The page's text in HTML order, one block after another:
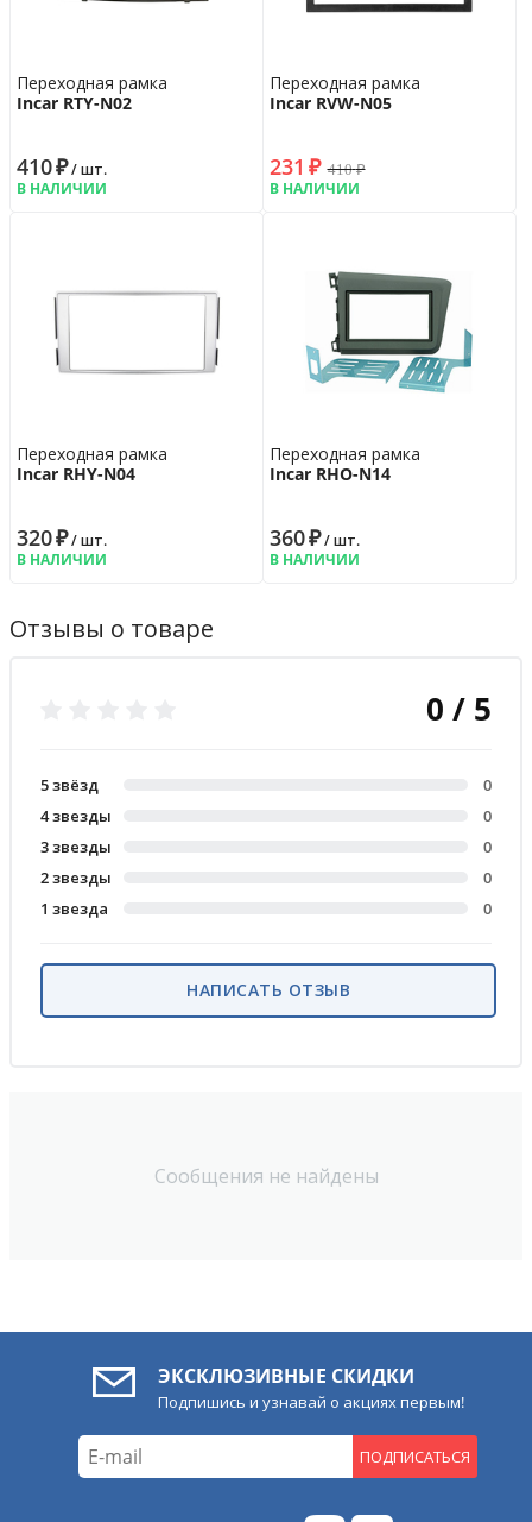
Переходная рамка
Incar RTY-N02
410₽/ шт.
В НАЛИЧИИ
Переходная рамка
Incar RVW-N05
231 ₽ 410₽
В НАЛИЧИИ
Переходная рамка
Incar RHY-N04
320₽/ шт.
В НАЛИЧИИ
Переходная рамка
Incar RHO-N14
360₽/ шт.
В НАЛИЧИИ
Отзывы о товаре
Сообщения не найдены
0 / 5
5 звёзд
0
4 звезды
0
3 звезды
0
2 звезды
0
1 звезда
0
НАПИСАТЬ ОТЗЫВ
ЭКСКЛЮЗИВНЫЕ СКИДКИ
Подпишись и узнавай о акциях первым!
ПОДПИСАТЬСЯ